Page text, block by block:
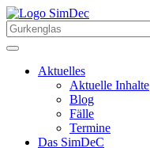
Aktuelles
Aktuelle Inhalte
Blog
Fälle
Termine
Das SimDeC